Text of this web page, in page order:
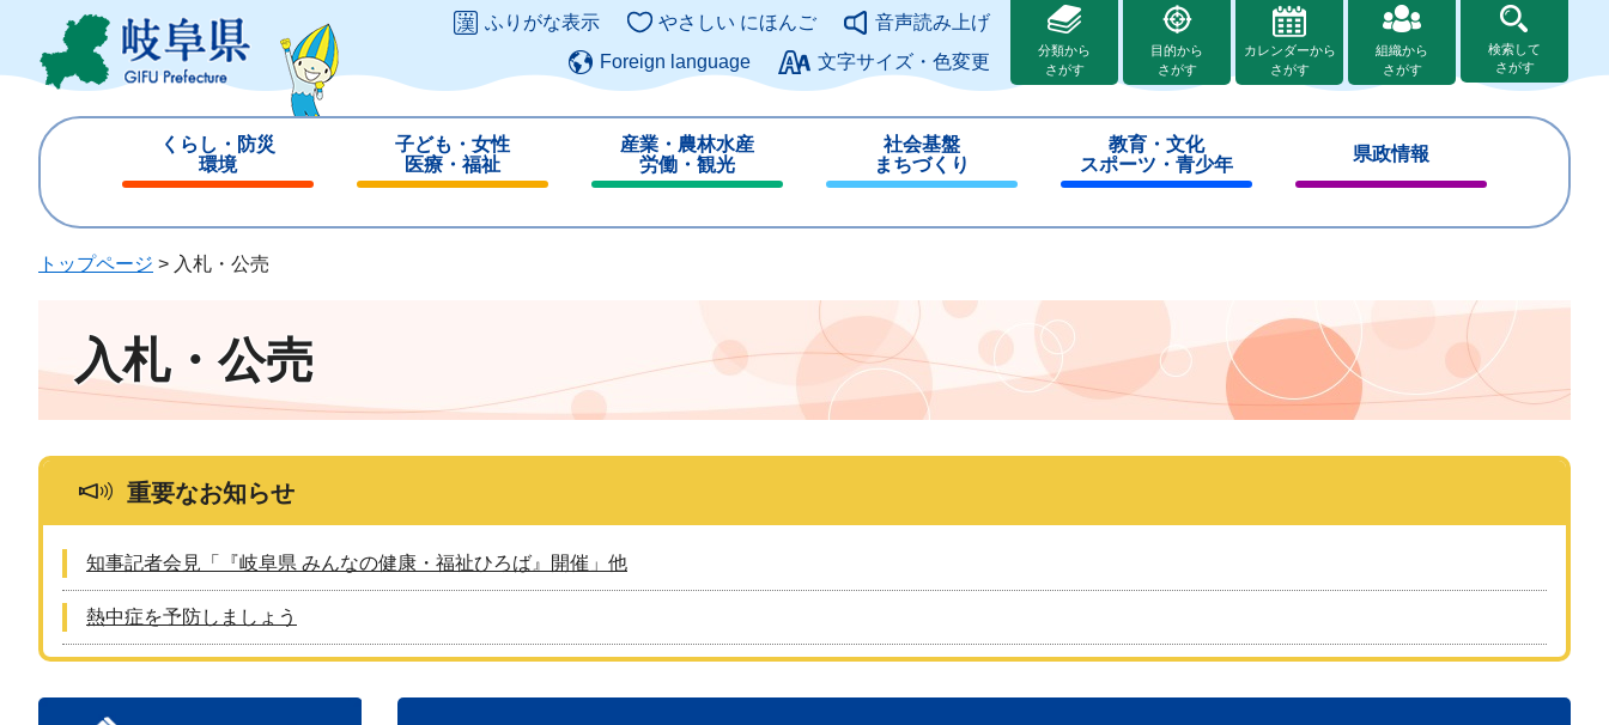
ジ
ュ
このページの本文へ
ふりがな表示 やさしい にほんご
音声読み上げ
Foreign language
文字サイズ・色変更
分類から
さがす
目的から
さがす
カレンダーから
さがす
組織から
さがす
検索して
さがす
くらし・防災
環境
じ
子ども・女性
医療・福祉
じ
産業・農林水産
労働・観光
じ
社会基盤
まちづくり
じ
教育・文化
スポーツ・青少年
じ
県政情報
じ
トップページ > 入札・公売
入札・公売
重要なお知らせ
知事記者会見「『岐阜県 みんなの健康・福祉ひろば』開催」他
熱中症を予防しましょう